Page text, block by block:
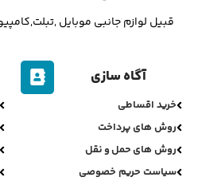
قبیل لوازم جانبی موبایل
آگاه سازی
خرید اقساطی
روش های پرداخت
روش های حمل و نقل
سیاست حریم خصوصی